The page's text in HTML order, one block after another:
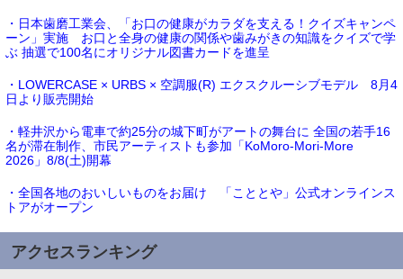
・日本歯磨工業会、「お口の健康がカラダを支える！クイズキャンペ
ーン」実施 お口と全身の健康の関係や歯みがきの知識をクイズで学
ぶ 抽選で100名にオリジナル図書カードを進呈
・LOWERCASE × URBS × 空調服(R) エクスクルーシブモデル 8月4
日より販売開始
・軽井沢から電車で約25分の城下町がアートの舞台に 全国の若手16
名が滞在制作、市民アーティストも参加「KoMoro-Mori-More
2026」8/8(土)開幕
・全国各地のおいしいものをお届け 「こととや」公式オンラインス
トアがオープン
アクセスランキング